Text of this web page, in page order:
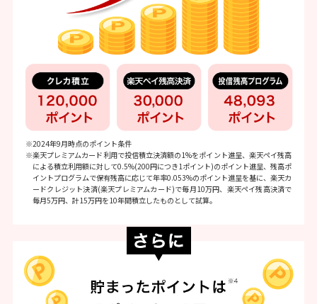
※2024年9月時点のポイント条件
※楽天プレミアムカード利用で投信積立決済額の1%をポイント進呈、楽天ペイ残高
による積立利用額に対して0.5%(200円につき1ポイント)のポイント進呈、残高ポ
イントプログラムで保有残高に応じて年率0.053%のポイント進呈を基に、楽天カ
ードクレジット決済(楽天プレミアムカード)で毎月10万円、楽天ペイ残高決済で
毎月5万円、計15万円を10年間積立したものとして試算。